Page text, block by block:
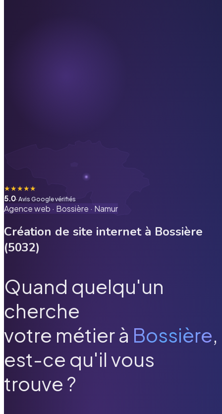
★★★★★
5.0· Avis Google vérifiés
Agence web · Bossière · Namur
Création de site internet à Bossière
(5032)
Quand quelqu'un
cherche
votre métier à Bossière,
est-ce qu'il vous
trouve ?